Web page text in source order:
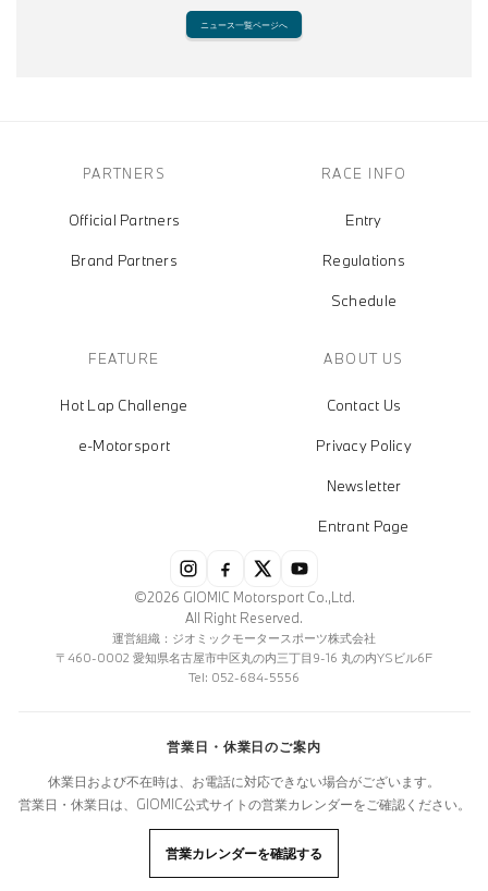
ニュース一覧ページへ
PARTNERS
Official Partners
Brand Partners
RACE INFO
Entry
Regulations
Schedule
FEATURE
Hot Lap Challenge
e-Motorsport
ABOUT US
Contact Us
Privacy Policy
Newsletter
Entrant Page
©2026 GIOMIC Motorsport Co.,Ltd.
All Right Reserved.
運営組織：ジオミックモータースポーツ株式会社
〒460-0002 愛知県名古屋市中区丸の内三丁目9-16 丸の内YSビル6F
Tel: 052-684-5556
営業日・休業日のご案内
休業日および不在時は、お電話に対応できない場合がございます。
営業日・休業日は、GIOMIC公式サイトの営業カレンダーをご確認ください。
営業カレンダーを確認する